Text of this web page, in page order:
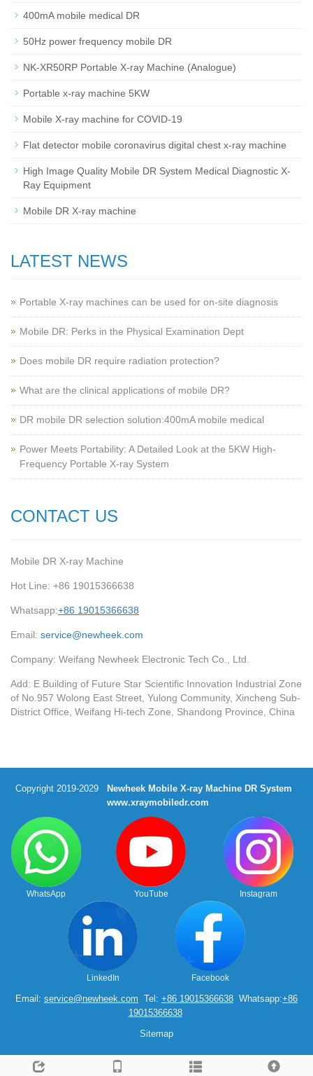
400mA mobile medical DR
50Hz power frequency mobile DR
NK-XR50RP Portable X-ray Machine (Analogue)
Portable x-ray machine 5KW
Mobile X-ray machine for COVID-19
Flat detector mobile coronavirus digital chest x-ray machine
High Image Quality Mobile DR System Medical Diagnostic X-
Ray Equipment
Mobile DR X-ray machine
LATEST NEWS
Portable X-ray machines can be used for on-site diagnosis
Mobile DR: Perks in the Physical Examination Dept
Does mobile DR require radiation protection?
What are the clinical applications of mobile DR?
‌DR mobile DR selection solution:400mA mobile medical
Power Meets Portability: A Detailed Look at the 5KW High-
Frequency Portable X-ray System
CONTACT US
Mobile DR X-ray Machine
Hot Line: +86 19015366638
Whatsapp:+86 19015366638
Email: service@newheek.com
Company: Weifang Newheek Electronic Tech Co., Ltd.
Add: E Building of Future Star Scientific Innovation Industrial Zone
of No.957 Wolong East Street, Yulong Community, Xincheng Sub-
District Office, Weifang Hi-tech Zone, Shandong Province, China
Copyright 2019-2029
Newheek Mobile X-ray Machine DR System
www.xraymobiledr.com
WhatsApp YouTube Instagram
LinkedIn Facebook
Email: service@newheek.com Tel: +86 19015366638 Whatsapp:+86
19015366638
Sitemap